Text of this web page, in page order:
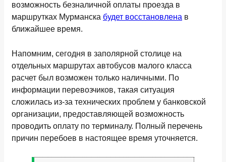
возможность безналичной оплаты проезда в
маршрутках Мурманска будет восстановлена в
ближайшее время.
Напомним, сегодня в заполярной столице на
отдельных маршрутах автобусов малого класса
расчет был возможен только наличными. По
информации перевозчиков, такая ситуация
сложилась из-за технических проблем у банковской
организации, предоставляющей возможность
проводить оплату по терминалу. Полный перечень
причин перебоев в настоящее время уточняется.